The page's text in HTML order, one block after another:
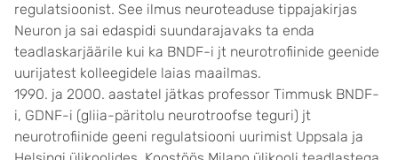
regulatsioonist. See ilmus neuroteaduse tippajakirjas
Neuron ja sai edaspidi suundarajavaks ta enda
teadlaskarjäärile kui ka BNDF-i jt neurotrofiinide geenide
uurijatest kolleegidele laias maailmas.
1990. ja 2000. aastatel jätkas professor Timmusk BNDF-
i, GDNF-i (gliia-päritolu neurotroofse teguri) jt
neurotrofiinide geeni regulatsiooni uurimist Uppsala ja